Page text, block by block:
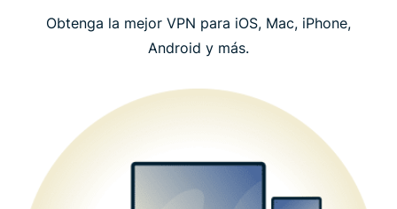
Obtenga la mejor VPN para iOS, Mac, iPhone,
Android y más.